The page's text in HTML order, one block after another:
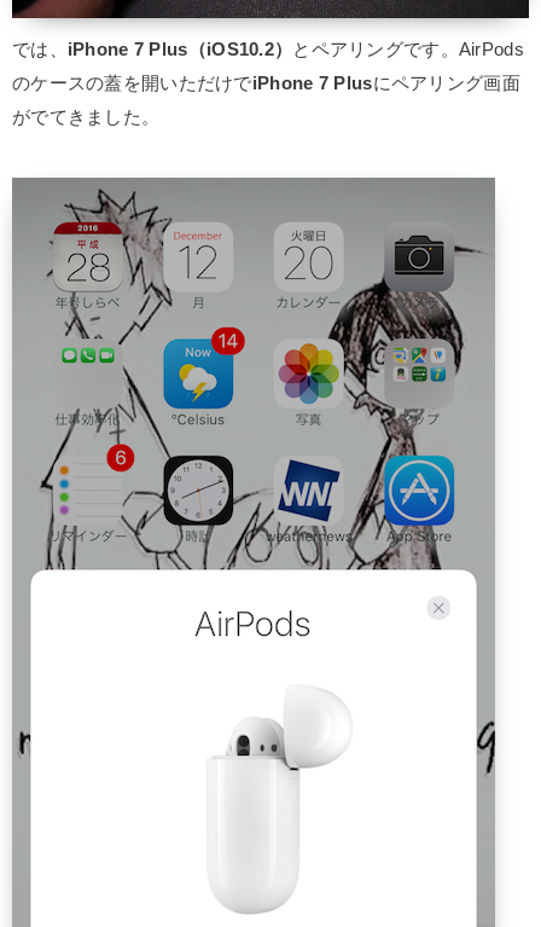
では、 iPhone 7 Plus（iOS10.2）
とペアリングです。AirPods
のケースの蓋を開いただけでiPhone 7 Plusにペアリング画面
がでてきました。